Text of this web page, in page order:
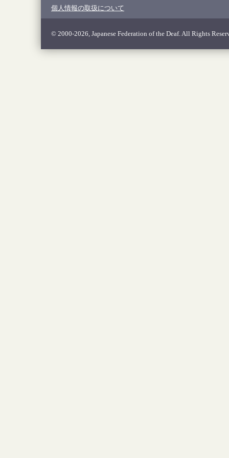
個人情報の取扱について
© 2000-2026, Japanese Federation of the Deaf. All Rights